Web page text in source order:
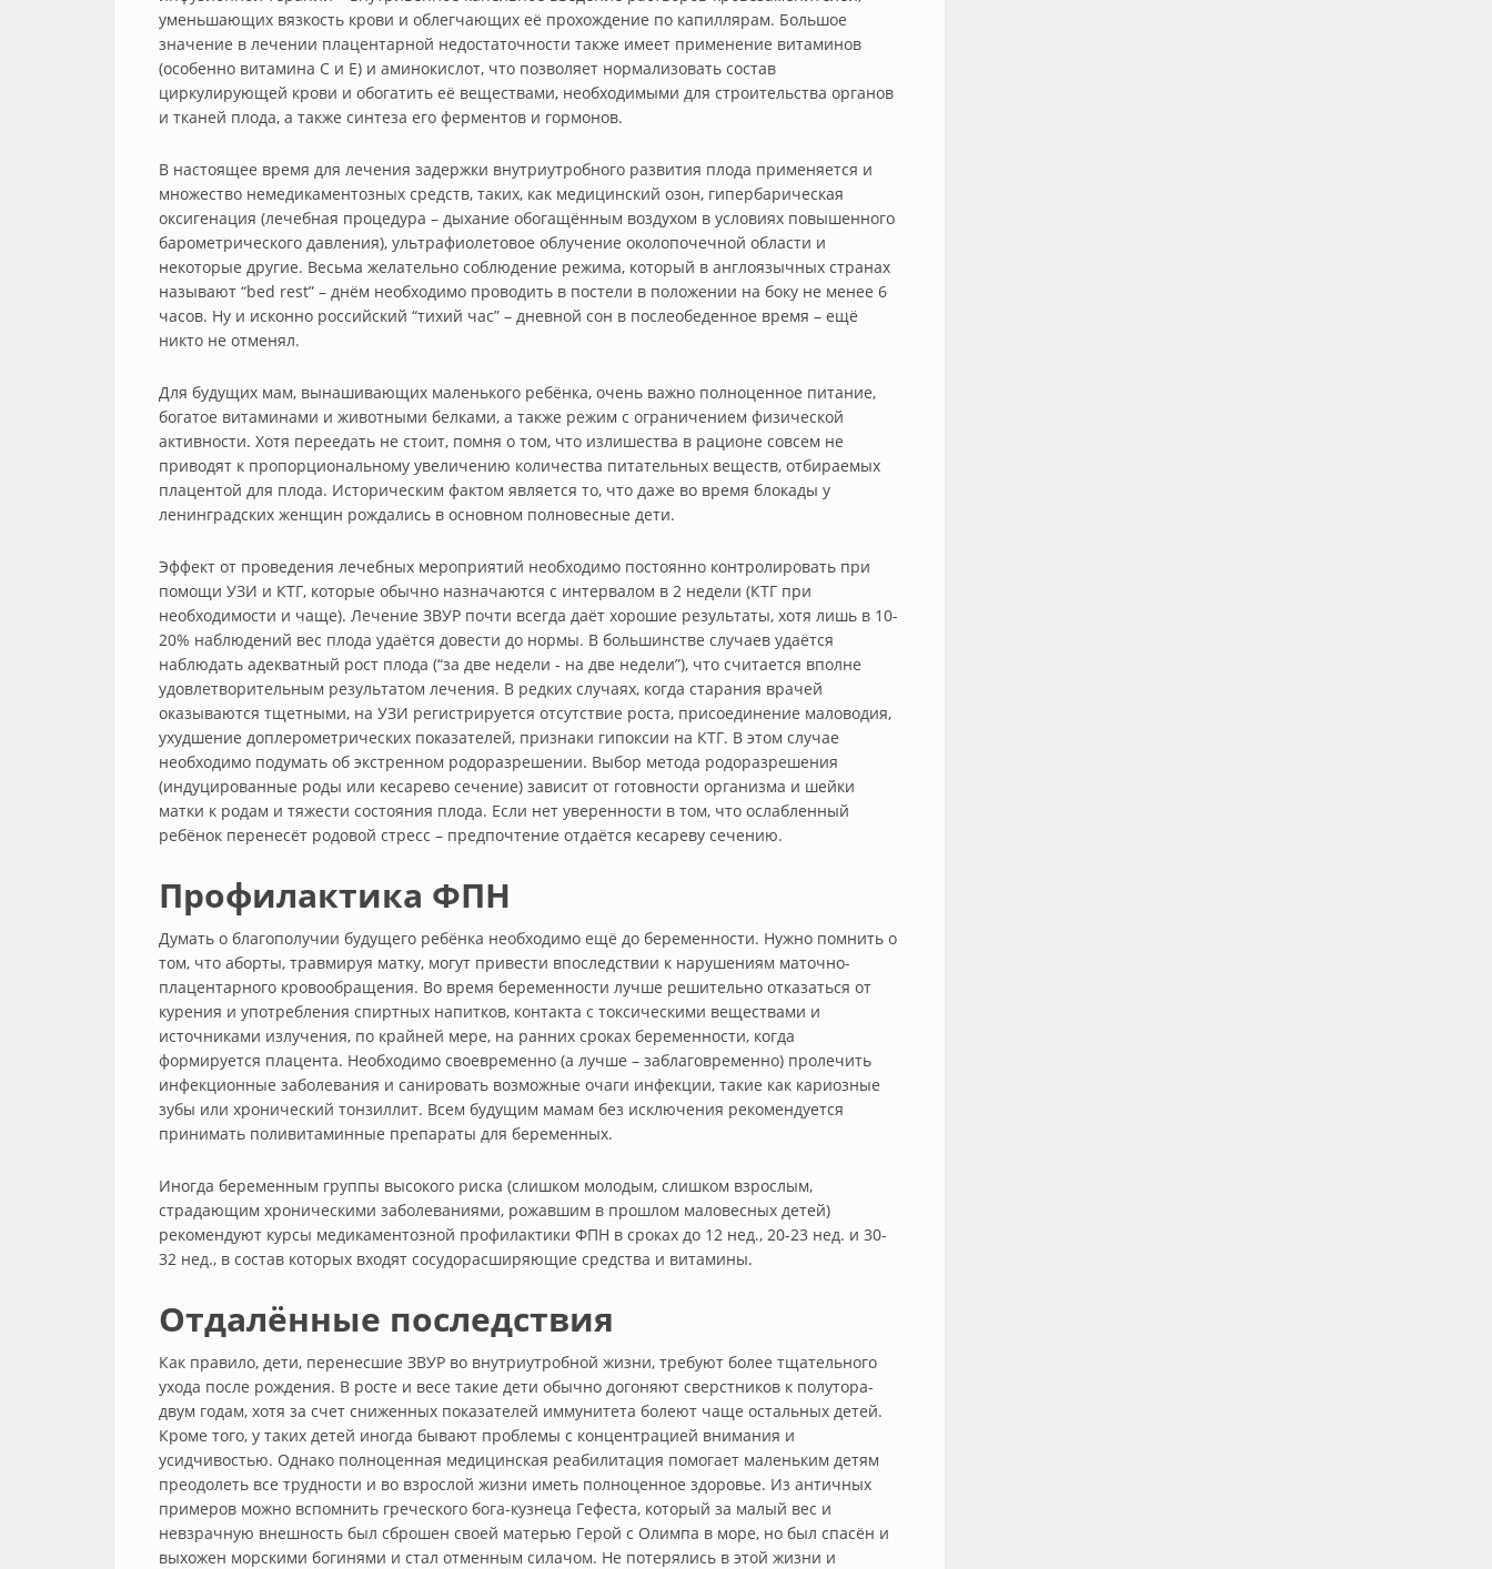
уменьшающих вязкость крови и облегчающих её прохождение по капиллярам. Большое
значение в лечении плацентарной недостаточности также имеет применение витаминов
(особенно витамина С и Е) и аминокислот, что позволяет нормализовать состав
циркулирующей крови и обогатить её веществами, необходимыми для строительства органов
и тканей плода, а также синтеза его ферментов и гормонов.
В настоящее время для лечения задержки внутриутробного развития плода применяется и
множество немедикаментозных средств, таких, как медицинский озон, гипербарическая
оксигенация (лечебная процедура – дыхание обогащённым воздухом в условиях повышенного
барометрического давления), ультрафиолетовое облучение околопочечной области и
некоторые другие. Весьма желательно соблюдение режима, который в англоязычных странах
называют “bed rest” – днём необходимо проводить в постели в положении на боку не менее 6
часов. Ну и исконно российский “тихий час” – дневной сон в послеобеденное время – ещё
никто не отменял.
Для будущих мам, вынашивающих маленького ребёнка, очень важно полноценное питание,
богатое витаминами и животными белками, а также режим с ограничением физической
активности. Хотя переедать не стоит, помня о том, что излишества в рационе совсем не
приводят к пропорциональному увеличению количества питательных веществ, отбираемых
плацентой для плода. Историческим фактом является то, что даже во время блокады у
ленинградских женщин рождались в основном полновесные дети.
Эффект от проведения лечебных мероприятий необходимо постоянно контролировать при
помощи УЗИ и КТГ, которые обычно назначаются с интервалом в 2 недели (КТГ при
необходимости и чаще). Лечение ЗВУР почти всегда даёт хорошие результаты, хотя лишь в 10-
20% наблюдений вес плода удаётся довести до нормы. В большинстве случаев удаётся
наблюдать адекватный рост плода (“за две недели - на две недели”), что считается вполне
удовлетворительным результатом лечения. В редких случаях, когда старания врачей
оказываются тщетными, на УЗИ регистрируется отсутствие роста, присоединение маловодия,
ухудшение доплерометрических показателей, признаки гипоксии на КТГ. В этом случае
необходимо подумать об экстренном родоразрешении. Выбор метода родоразрешения
(индуцированные роды или кесарево сечение) зависит от готовности организма и шейки
матки к родам и тяжести состояния плода. Если нет уверенности в том, что ослабленный
ребёнок перенесёт родовой стресс – предпочтение отдаётся кесареву сечению.
Профилактика ФПН
Думать о благополучии будущего ребёнка необходимо ещё до беременности. Нужно помнить о
том, что аборты, травмируя матку, могут привести впоследствии к нарушениям маточно-
плацентарного кровообращения. Во время беременности лучше решительно отказаться от
курения и употребления спиртных напитков, контакта с токсическими веществами и
источниками излучения, по крайней мере, на ранних сроках беременности, когда
формируется плацента. Необходимо своевременно (а лучше – заблаговременно) пролечить
инфекционные заболевания и санировать возможные очаги инфекции, такие как кариозные
зубы или хронический тонзиллит. Всем будущим мамам без исключения рекомендуется
принимать поливитаминные препараты для беременных.
Иногда беременным группы высокого риска (слишком молодым, слишком взрослым,
страдающим хроническими заболеваниями, рожавшим в прошлом маловесных детей)
рекомендуют курсы медикаментозной профилактики ФПН в сроках до 12 нед., 20-23 нед. и 30-
32 нед., в состав которых входят сосудорасширяющие средства и витамины.
Отдалённые последствия
Как правило, дети, перенесшие ЗВУР во внутриутробной жизни, требуют более тщательного
ухода после рождения. В росте и весе такие дети обычно догоняют сверстников к полутора-
двум годам, хотя за счет сниженных показателей иммунитета болеют чаще остальных детей.
Кроме того, у таких детей иногда бывают проблемы с концентрацией внимания и
усидчивостью. Однако полноценная медицинская реабилитация помогает маленьким детям
преодолеть все трудности и во взрослой жизни иметь полноценное здоровье. Из античных
примеров можно вспомнить греческого бога-кузнеца Гефеста, который за малый вес и
невзрачную внешность был сброшен своей матерью Герой с Олимпа в море, но был спасён и
выхожен морскими богинями и стал отменным силачом. Не потерялись в этой жизни и